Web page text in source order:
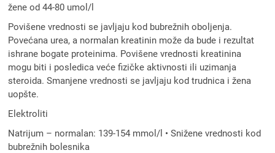
žene od 44-80 umol/l
Povišene vrednosti se javljaju kod bubrežnih oboljenja.
Povećana urea, a normalan kreatinin može da bude i rezultat
ishrane bogate proteinima. Povišene vrednosti kreatinina
mogu biti i posledica veće fizičke aktivnosti ili uzimanja
steroida. Smanjene vrednosti se javljaju kod trudnica i žena
uopšte.
Elektroliti
Natrijum – normalan: 139-154 mmol/l • Snižene vrednosti kod
bubrežnih bolesnika